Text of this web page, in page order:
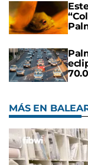
MÁS EN